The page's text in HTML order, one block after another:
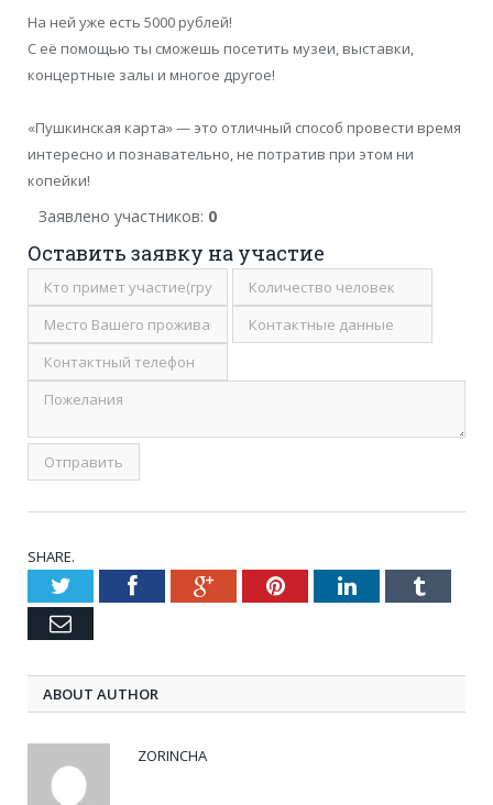
На ней уже есть 5000 рублей!
С её помощью ты сможешь посетить музеи, выставки,
концертные залы и многое другое!
«Пушкинская карта» — это отличный способ провести время
интересно и познавательно, не потратив при этом ни
копейки!
Заявлено участников: 0
Оставить заявку на участие
SHARE.
TwitterFacebookGoogle+PinterestLinkedInTumblr
Email
ABOUT AUTHOR
ZORINCHA